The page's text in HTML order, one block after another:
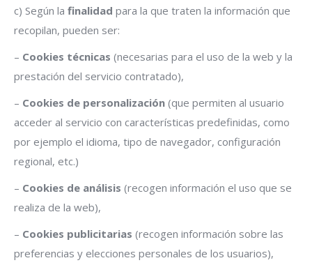
c) Según la finalidad para la que traten la información que
recopilan, pueden ser:
– Cookies técnicas (necesarias para el uso de la web y la
prestación del servicio contratado),
– Cookies de personalización (que permiten al usuario
acceder al servicio con características predefinidas, como
por ejemplo el idioma, tipo de navegador, configuración
regional, etc.)
– Cookies de análisis (recogen información el uso que se
realiza de la web),
– Cookies publicitarias (recogen información sobre las
preferencias y elecciones personales de los usuarios),